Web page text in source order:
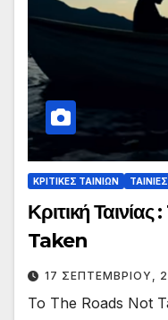
ΚΡΙΤΙΚΕΣ ΤΑΙΝΙΩΝ ΤΑΙΝΙΕΣ
Κριτική
Taken
17 ΣΕΠΤΕΜΒΡΊΟΥ,
Το The Roads Not